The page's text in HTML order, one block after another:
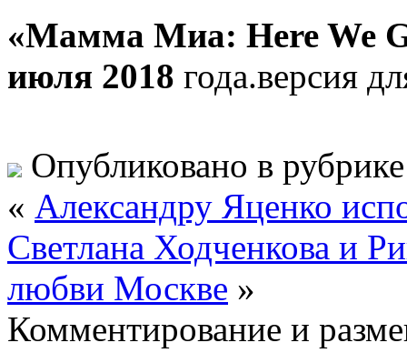
«Мамма Миа: Here We
июля 2018 года.версия
Опубликовано в
« Александру Яценко
Светлана Ходченкова и
любви Москве »
Комментирование и